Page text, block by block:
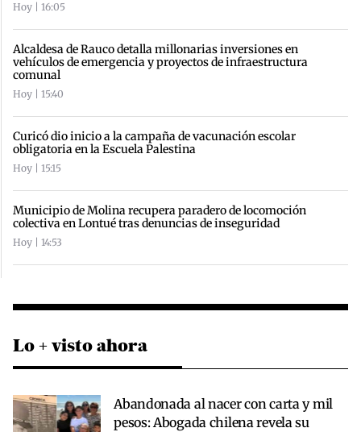
Hoy | 16:05
Alcaldesa de Rauco detalla millonarias inversiones en
vehículos de emergencia y proyectos de infraestructura
comunal
Hoy | 15:40
Curicó dio inicio a la campaña de vacunación escolar
obligatoria en la Escuela Palestina
Hoy | 15:15
Municipio de Molina recupera paradero de locomoción
colectiva en Lontué tras denuncias de inseguridad
Hoy | 14:53
Lo + visto ahora
Abandonada al nacer con carta y mil
pesos: Abogada chilena revela su